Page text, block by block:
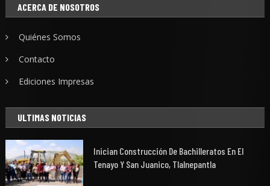
ACERCA DE NOSOTROS
Quiénes Somos
Contacto
Ediciones Impresas
ULTIMAS NOTICIAS
Inician Construcción De Bachilleratos En El
Tenayo Y San Juanico, Tlalnepantla